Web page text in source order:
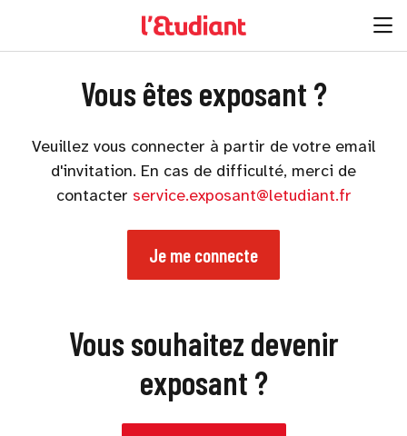
Vous êtes exposant ?
Veuillez vous connecter à partir de votre email
d'invitation. En cas de difficulté, merci de
contacter service.exposant@letudiant.fr
Je me connecte
Vous souhaitez devenir
exposant ?